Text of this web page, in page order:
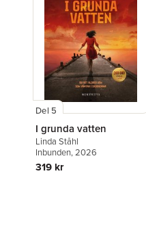
Del 5
I grunda vatten
Linda Ståhl
Inbunden, 2026
319 kr